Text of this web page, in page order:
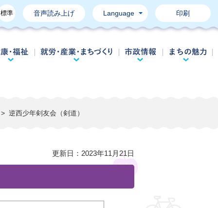
標準 音声読み上げ Language 印刷
・教育 健康・福祉 就労・産業・まちづくり
市政情報
> 逆西少年剣友会（剣道）
更新日： 2023年11月21日